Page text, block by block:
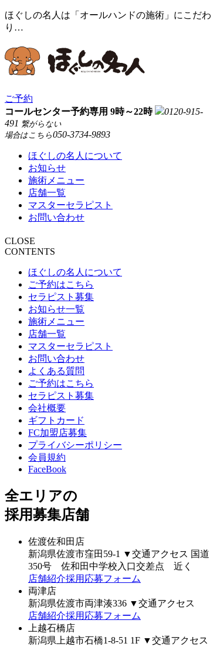
ほぐしの名人は「オールハンドの施術」にこだわ
り…
ご予約
コールセンター予約専用 9時～22時
0120-915-
491 繋がらない
場合はこちら050-3734-9893
ほぐしの名人について
お知らせ
施術メニュー
店舗一覧
マスターセラピスト
お問い合わせ
CLOSE
CONTENTS
ほぐしの名人について
ご予約はこちら
セラピスト募集
お知らせ一覧
施術メニュー
店舗一覧
マスターセラピスト
お問い合わせ
よくある質問
ご予約はこちら
セラピスト募集
会社概要
ギフトカード
FC加盟店募集
プライバシーポリシー
会員規約
FaceBook
全エリアの
採用募集店舗
佐渡佐和田店
新潟県佐渡市窪田59-1 ▼交通アクセス 国道
350号 佐和田中学校入口交差点 近く
店舗紹介採用応募フォーム
両津店
新潟県佐渡市両津湊336 ▼交通アクセス
店舗紹介採用応募フォーム
上越石橋店
新潟県上越市石橋1-8-51 1F ▼交通アクセス